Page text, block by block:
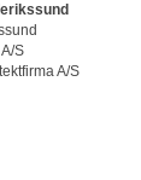
S
A/S